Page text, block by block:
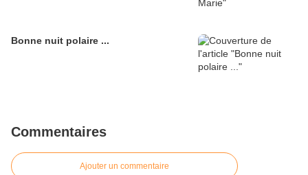
Bonne nuit polaire ...
Commentaires
Ajouter un commentaire